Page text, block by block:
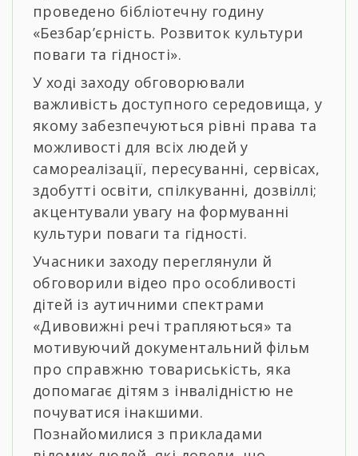
проведено бібліотечну годину
«Безбар’єрність. Розвиток культури
поваги та гідності».
У ході заходу обговорювали
важливість доступного середовища, у
якому забезпечуються рівні права та
можливості для всіх людей у
самореалізації, пересуванні, сервісах,
здобутті освіти, спілкуванні, дозвіллі;
акцентували увагу на формуванні
культури поваги та гідності.
Учасники заходу переглянули й
обговорили відео про особливості
дітей із аутичними спектрами
«Дивовижні речі трапляються» та
мотивуючий документальний фільм
про справжню товариськість, яка
допомагає дітям з інвалідністю не
почуватися інакшими.
Познайомилися з прикладами